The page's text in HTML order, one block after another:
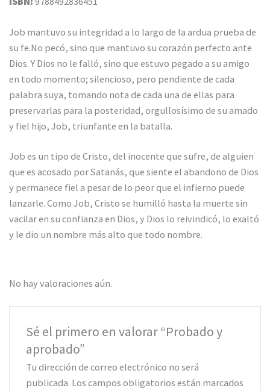
Job mantuvo su integridad a lo largo de la ardua prueba de
su fe.No pecó, sino que mantuvo su corazón perfecto ante
Dios. Y Dios no le falló, sino que estuvo pegado a su amigo
en todo momento; silencioso, pero pendiente de cada
palabra suya, tomando nota de cada una de ellas para
preservarlas para la posteridad, orgullosísimo de su amado
y fiel hijo, Job, triunfante en la batalla.
Job es un tipo de Cristo, del inocente que sufre, de alguien
que es acosado por Satanás, que siente el abandono de Dios
y permanece fiel a pesar de lo peor que el infierno puede
lanzarle. Como Job, Cristo se humilló hasta la muerte sin
vacilar en su confianza en Dios, y Dios lo reivindicó, lo exaltó
y le dio un nombre más alto que todo nombre.
No hay valoraciones aún.
Sé el primero en valorar “Probado y
aprobado”
Tu dirección de correo electrónico no será
publicada. Los campos obligatorios están marcados